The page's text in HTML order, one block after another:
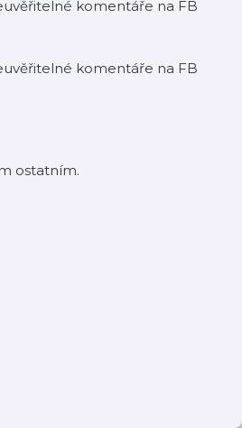
komentáře na FB
komentáře na FB
ostatním.